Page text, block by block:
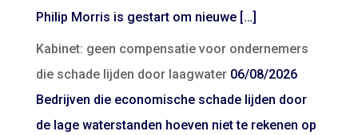
Philip Morris is gestart om nieuwe […]
Kabinet: geen compensatie voor ondernemers
die schade lijden door laagwater 06/08/2026
Bedrijven die economische schade lijden door
de lage waterstanden hoeven niet te rekenen op